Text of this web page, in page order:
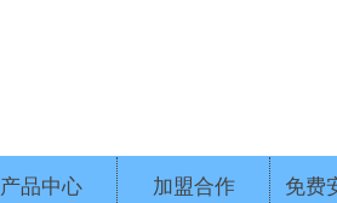
产品中心 加盟合作 免费